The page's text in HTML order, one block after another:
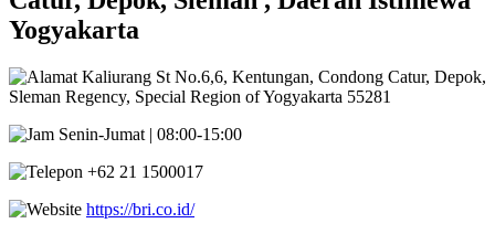
Yogyakarta
Kaliurang St No.6,6, Kentungan, Condong Catur, Depok,
Sleman Regency, Special Region of Yogyakarta 55281
Senin-Jumat | 08:00-15:00
+62 21 1500017
https://bri.co.id/